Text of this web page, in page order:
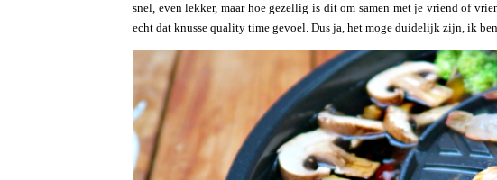
snel, even lekker, maar hoe gezellig is dit om samen met je vriend of
echt dat knusse quality time gevoel. Dus ja, het moge duidelijk zijn, ik